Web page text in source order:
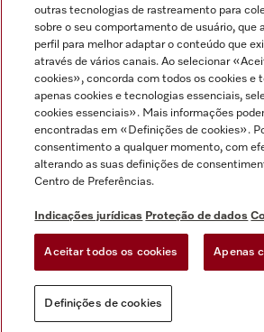
Indicações jurídicas
Condições gerais
Proteção de dados
Condições de utilização
Canal de Ética
Formulário de livre resolução
outras tecnologias de rastreamento para
sobre o seu comportamento de usuário, que
perfil para melhor adaptar o conteúdo que
através de vários canais. Ao selecionar
cookies», concorda com todos os cookies e
apenas cookies e tecnologias essenciais,
cookies essenciais». Mais informações
encontradas em «Definições de cookies».
consentimento a qualquer momento, com
alterando as suas definições de
Centro de Preferências.
Indicações jurídicas Proteção de dados
Aceitar todos os cookies Apenas
Definições de cookies